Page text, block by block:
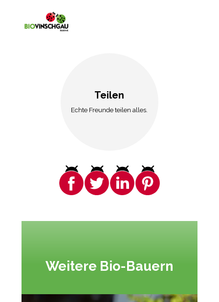
Teilen
Echte Freunde teilen alles.
Weitere Bio-Bauern